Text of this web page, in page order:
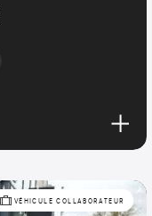
VÉHICULE COLLABORATEUR